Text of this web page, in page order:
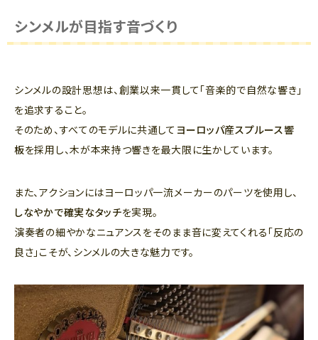
シンメルが目指す音づくり
シンメルの設計思想は、創業以来一貫して「音楽的で自然な響き」
を追求すること。
そのため、すべてのモデルに共通して ヨーロッパ産スプルース響
板を採用し、木が本来持つ響きを最大限に生かしています。
また、アクションにはヨーロッパ一流メーカーのパーツを使用し、
しなやかで確実なタッチを実現。
演奏者の細やかなニュアンスをそのまま音に変えてくれる「反応の
良さ」こそが、シンメルの大きな魅力です。